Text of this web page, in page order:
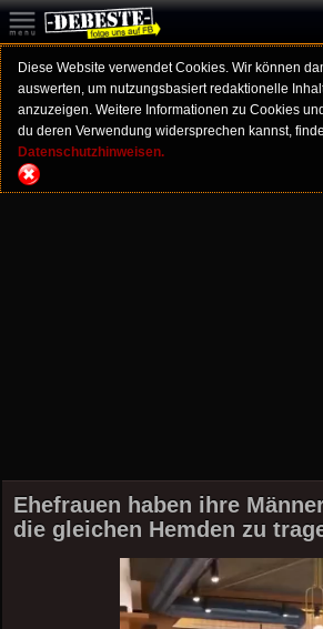
Diese Website verwendet Cookies. Wir können
auswerten, um nutzungsbasiert redaktionelle
anzuzeigen. Weitere Informationen zu Cookies
du deren Verwendung widersprechen kannst,
Datenschutzhinweisen.
Ehefrauen haben ihre
die gleichen Hemden zu